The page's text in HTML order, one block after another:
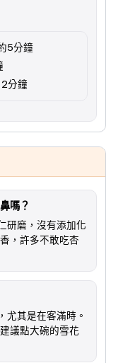
5分鐘
分鐘
嗎？
研磨，沒有添加化
，許多不敢吃杏
尤其是在客滿時。
議點大碗的雪花